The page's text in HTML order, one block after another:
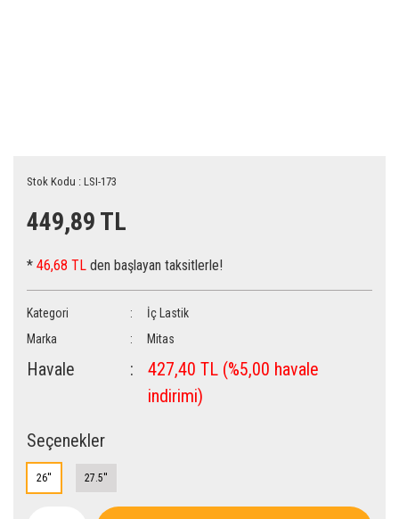
Stok Kodu : LSI-173
449,89 TL
* 46,68 TL den başlayan taksitlerle!
Kategori
İç Lastik
Marka
Mitas
Havale
427,40 TL (%5,00 havale
indirimi)
Seçenekler
26'' 27.5''